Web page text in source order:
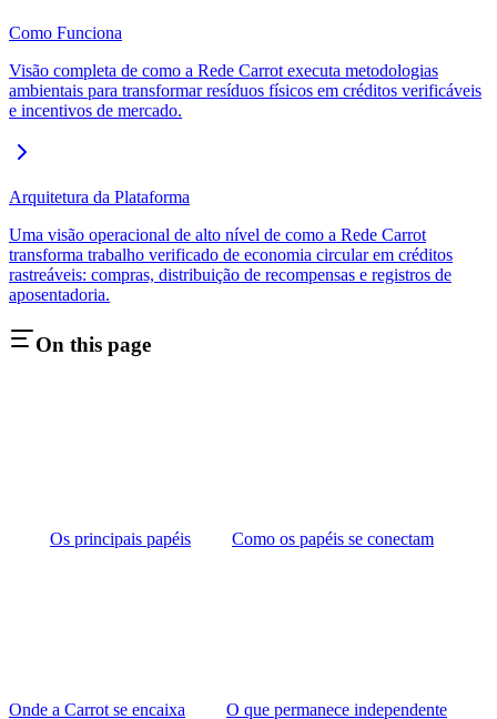
Como Funciona
Visão completa de como a Rede Carrot executa metodologias
ambientais para transformar resíduos físicos em créditos verificáveis
e incentivos de mercado.
Arquitetura da Plataforma
Uma visão operacional de alto nível de como a Rede Carrot
transforma trabalho verificado de economia circular em créditos
rastreáveis: compras, distribuição de recompensas e registros de
aposentadoria.
On this page
Os principais papéis Como os papéis se conectam
Onde a Carrot se encaixa O que permanece independente